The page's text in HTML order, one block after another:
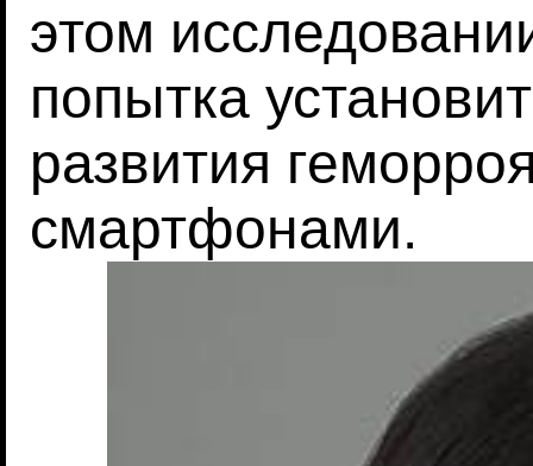
этом
попытка
развития
смартфонами.